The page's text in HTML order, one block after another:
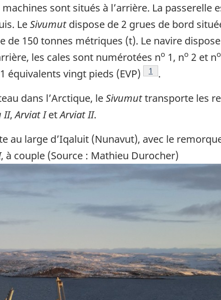
sont situés à l’arrière. La passerelle
LeSivumutdispose de 2 grues de bord
150 tonnes métriques (t). Le navire dispose
les cales sont numérotées no 1, no 2 et no
équivalents vingt pieds (EVP) 1
.
dans l’Arctique, leSivumuttransporte les
II,Arviat IetArviat II.
au large d’Iqaluit (Nunavut), avec le
, à couple (Source : Mathieu Durocher)